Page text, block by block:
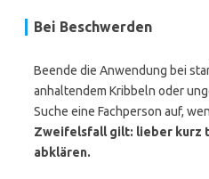
Bei Beschwerden
Beende die Anwendung bei
anhaltendem Kribbeln oder
Suche eine Fachperson auf,
Zweifelsfall gilt: lieber kurz
abklären.